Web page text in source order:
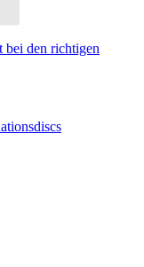
bei den richtigen